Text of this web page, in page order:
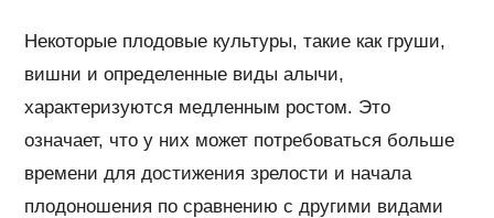
Некоторые плодовые культуры, такие как груши,
вишни и определенные виды алычи,
характеризуются медленным ростом. Это
означает, что у них может потребоваться больше
времени для достижения зрелости и начала
плодоношения по сравнению с другими видами